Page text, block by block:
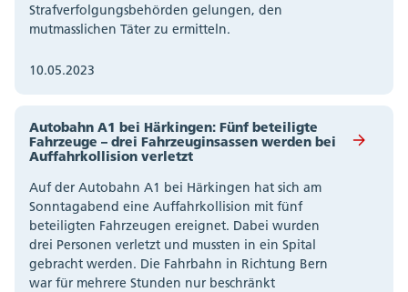
Strafverfolgungsbehörden gelungen, den
mutmasslichen Täter zu ermitteln.
10.05.2023
Autobahn A1 bei Härkingen: Fünf beteiligte
Fahrzeuge – drei Fahrzeuginsassen werden bei
Auffahrkollision verletzt
Auf der Autobahn A1 bei Härkingen hat sich am
Sonntagabend eine Auffahrkollision mit fünf
beteiligten Fahrzeugen ereignet. Dabei wurden
drei Personen verletzt und mussten in ein Spital
gebracht werden. Die Fahrbahn in Richtung Bern
war für mehrere Stunden nur beschränkt